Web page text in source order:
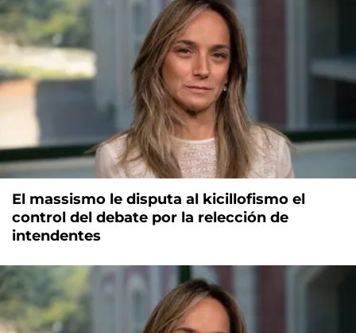
El massismo le disputa al kicillofismo el
control del debate por la relección de
intendentes